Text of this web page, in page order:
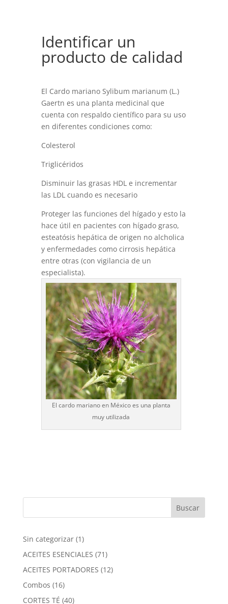
Identificar un
producto de calidad
El Cardo mariano Sylibum marianum (L.)
Gaertn es una planta medicinal que
cuenta con respaldo científico para su uso
en diferentes condiciones como:
Colesterol
Triglicéridos
Disminuir las grasas HDL e incrementar
las LDL cuando es necesario
Proteger las funciones del hígado y esto la
hace útil en pacientes con hígado graso,
esteatósis hepática de origen no alcholica
y enfermedades como cirrosis hepática
entre otras (con vigilancia de un
especialista).
El cardo mariano en México es una planta
muy utilizada
Sin categorizar 11
producto
ACEITES ESENCIALES 7171
productos
ACEITES PORTADORES 1212
Combos 1616
productos
CORTES TÉ 4040